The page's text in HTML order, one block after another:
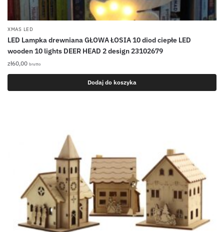
XMAS LED
LED Lampka drewniana GŁOWA ŁOSIA 10 diod ciepłe LED
wooden 10 lights DEER HEAD 2 design 23102679
zł60,00 brutto
Dodaj do koszyka